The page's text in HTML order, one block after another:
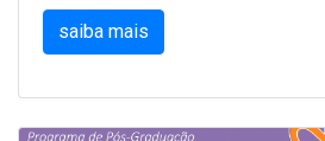
saiba mais